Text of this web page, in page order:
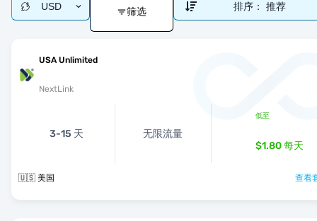
USD 筛选 排序： 推荐
USA Unlimited
NextLink
3-15 天 无限流量
低至
$1.80每天
🇺🇸 美国 查看